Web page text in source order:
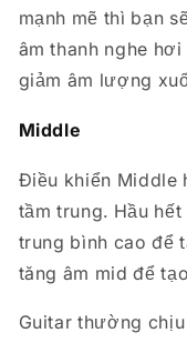
mạnh mẽ thì bạn
âm thanh nghe
giảm âm lượng
Middle
Điều khiển Middle
tầm trung. Hầu
trung bình cao để
tăng âm mid để
Guitar thường